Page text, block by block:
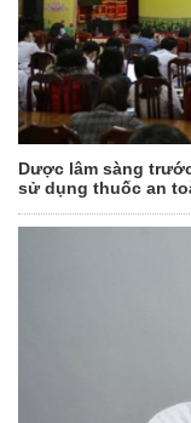
Dược lâm sàng
sử dụng thuốc an